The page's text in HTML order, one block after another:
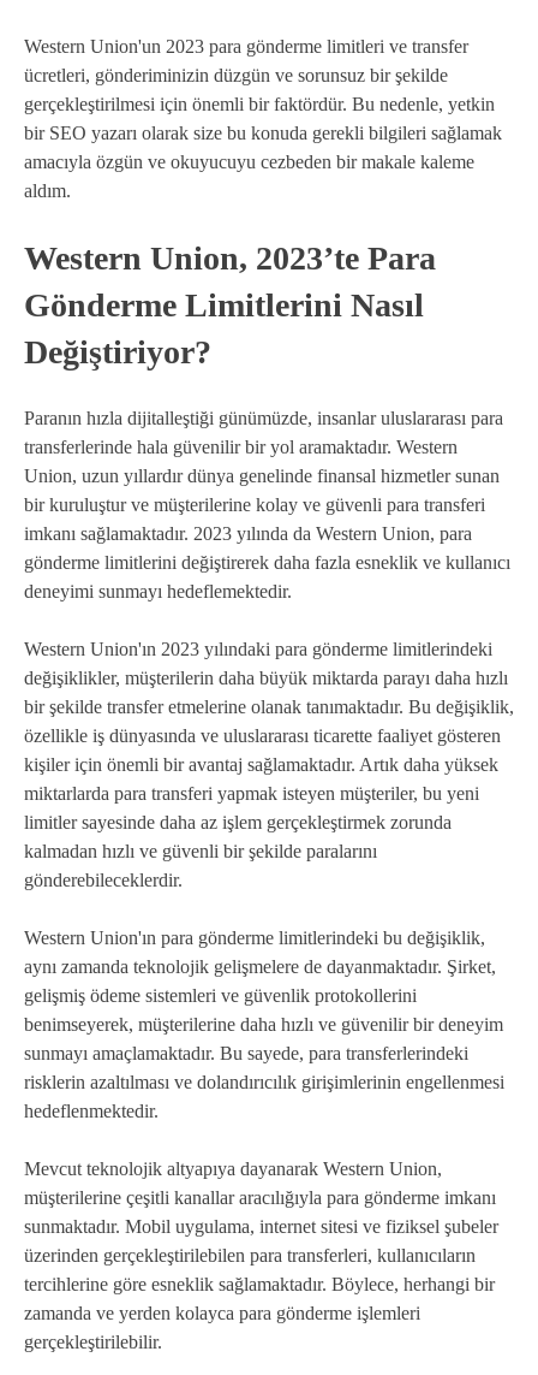
Western Union'un 2023 para gönderme limitleri ve transfer
ücretleri, gönderiminizin düzgün ve sorunsuz bir şekilde
gerçekleştirilmesi için önemli bir faktördür. Bu nedenle, yetkin
bir SEO yazarı olarak size bu konuda gerekli bilgileri sağlamak
amacıyla özgün ve okuyucuyu cezbeden bir makale kaleme
aldım.
Western Union, 2023’te Para
Gönderme Limitlerini Nasıl
Değiştiriyor?
Paranın hızla dijitalleştiği günümüzde, insanlar uluslararası para
transferlerinde hala güvenilir bir yol aramaktadır. Western
Union, uzun yıllardır dünya genelinde finansal hizmetler sunan
bir kuruluştur ve müşterilerine kolay ve güvenli para transferi
imkanı sağlamaktadır. 2023 yılında da Western Union, para
gönderme limitlerini değiştirerek daha fazla esneklik ve kullanıcı
deneyimi sunmayı hedeflemektedir.
Western Union'ın 2023 yılındaki para gönderme limitlerindeki
değişiklikler, müşterilerin daha büyük miktarda parayı daha hızlı
bir şekilde transfer etmelerine olanak tanımaktadır. Bu değişiklik,
özellikle iş dünyasında ve uluslararası ticarette faaliyet gösteren
kişiler için önemli bir avantaj sağlamaktadır. Artık daha yüksek
miktarlarda para transferi yapmak isteyen müşteriler, bu yeni
limitler sayesinde daha az işlem gerçekleştirmek zorunda
kalmadan hızlı ve güvenli bir şekilde paralarını
gönderebileceklerdir.
Western Union'ın para gönderme limitlerindeki bu değişiklik,
aynı zamanda teknolojik gelişmelere de dayanmaktadır. Şirket,
gelişmiş ödeme sistemleri ve güvenlik protokollerini
benimseyerek, müşterilerine daha hızlı ve güvenilir bir deneyim
sunmayı amaçlamaktadır. Bu sayede, para transferlerindeki
risklerin azaltılması ve dolandırıcılık girişimlerinin engellenmesi
hedeflenmektedir.
Mevcut teknolojik altyapıya dayanarak Western Union,
müşterilerine çeşitli kanallar aracılığıyla para gönderme imkanı
sunmaktadır. Mobil uygulama, internet sitesi ve fiziksel şubeler
üzerinden gerçekleştirilebilen para transferleri, kullanıcıların
tercihlerine göre esneklik sağlamaktadır. Böylece, herhangi bir
zamanda ve yerden kolayca para gönderme işlemleri
gerçekleştirilebilir.